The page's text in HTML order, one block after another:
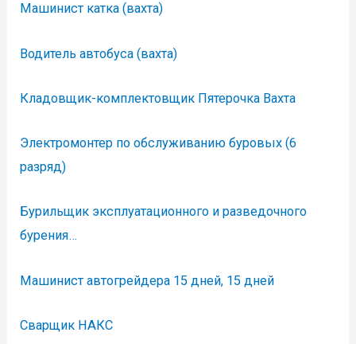
Машинист катка (вахта)
Водитель автобуса (вахта)
Кладовщик-комплектовщик Пятерочка Вахта
Электромонтер по обслуживанию буровых (6
разряд)
Бурильщик эксплуатационного и разведочного
бурения…
Машинист автогрейдера 15 дней, 15 дней
Сварщик НАКС